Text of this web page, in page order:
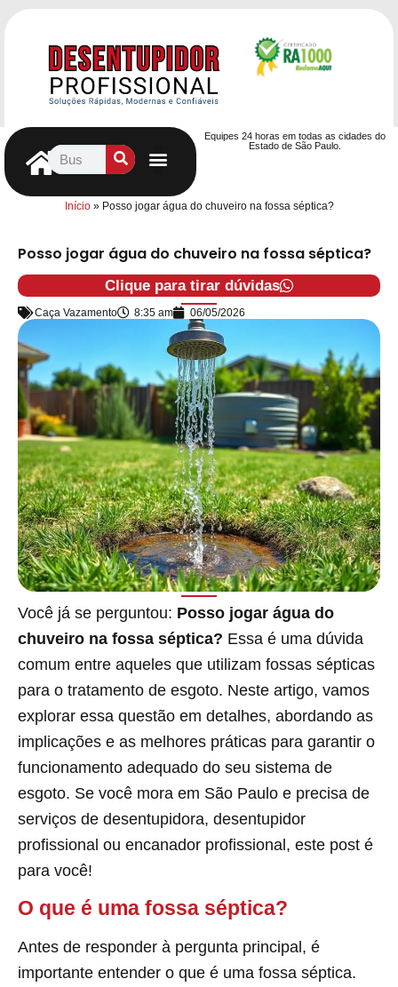
Equipes 24 horas em todas as cidades do
Estado de São Paulo.
Início» Posso jogar água do chuveiro na fossa séptica?
Posso jogar água do chuveiro na fossa séptica?
Clique para tirar dúvidas
Caça Vazamento 8:35 am 06/05/2026
Você já se perguntou: Posso jogar água do
chuveiro na fossa séptica? Essa é uma dúvida
comum entre aqueles que utilizam fossas sépticas
para o tratamento de esgoto. Neste artigo, vamos
explorar essa questão em detalhes, abordando as
implicações e as melhores práticas para garantir o
funcionamento adequado do seu sistema de
esgoto. Se você mora em São Paulo e precisa de
serviços de desentupidora, desentupidor
profissional ou encanador profissional, este post é
para você!
O que é uma fossa séptica?
Antes de responder à pergunta principal, é
importante entender o que é uma fossa séptica.